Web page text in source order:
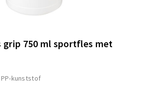
grip 750 ml sportfles met
kunststof